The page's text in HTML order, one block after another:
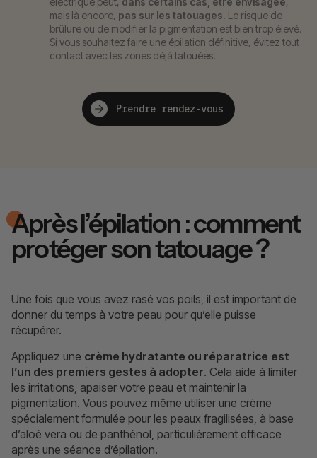
mais là encore, pas sur les tatouages. Le risque de
brûlure ou de modifier la pigmentation est bien trop élevé.
Si vous souhaitez faire une épilation définitive, évitez tout
contact avec les zones déjà tatouées.
Prendre rendez-vous
Après l’épilation : comment
protéger son tatouage ?
Une fois que vous avez rasé vos poils, il est important de
donner du temps à votre peau pour qu’elle puisse
récupérer.
Appliquez une crème hydratante ou réparatrice est
l’un des premiers gestes à adopter. Cela aide à limiter
les irritations, apaiser votre peau et maintenir la
pigmentation. Vous pouvez même utiliser une crème
spécialement formulée pour les peaux fragilisées, à base
d’aloé vera ou de panthénol, particulièrement efficace
après une séance d’épilation.